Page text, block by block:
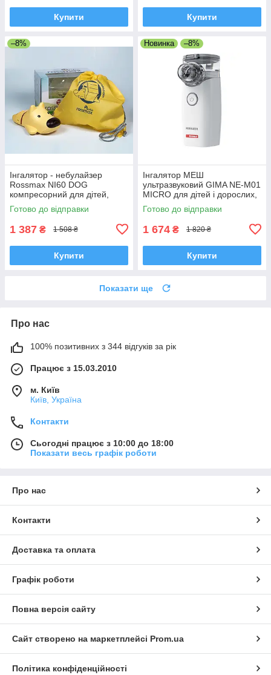
Купити Купити
–8%
Інгалятор - небулайзер
Rossmax NI60 DOG
компресорний для дітей,
Швейцарія
Готово до відправки
1 387 ₴ 1 508 ₴
Купити
Новинка –8%
Інгалятор МЕШ
ультразвуковий GIMA NE-M01
MICRO для дітей і дорослих,
Італія
Готово до відправки
1 674 ₴ 1 820 ₴
Купити
Показати ще
Про нас
100% позитивних з 344 відгуків за рік
Працює з 15.03.2010
м. Київ
Київ, Україна
Контакти
Сьогодні працює з 10:00 до 18:00
Показати весь графік роботи
Про нас
Контакти
Доставка та оплата
Графік роботи
Повна версія сайту
Сайт створено на маркетплейсі Prom.ua
Політика конфіденційності